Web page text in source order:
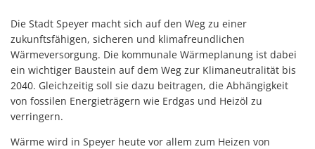
Die Stadt Speyer macht sich auf den Weg zu einer
zukunftsfähigen, sicheren und klimafreundlichen
Wärmeversorgung. Die kommunale Wärmeplanung ist dabei
ein wichtiger Baustein auf dem Weg zur Klimaneutralität bis
2040. Gleichzeitig soll sie dazu beitragen, die Abhängigkeit
von fossilen Energieträgern wie Erdgas und Heizöl zu
verringern.
Wärme wird in Speyer heute vor allem zum Heizen von